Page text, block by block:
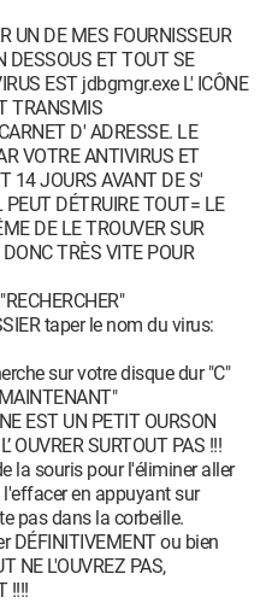
UN DE MES FOURNISSEUR
DESSOUS ET TOUT SE
EST jdbgmgr.exe L' ICÔNE
TRANSMIS
D' ADRESSE. LE
VOTRE ANTIVIRUS ET
14 JOURS AVANT DE S'
DÉTRUIRE TOUT= LE
DE LE TROUVER SUR
TRÈS VITE POUR
taper le nom du virus:
sur votre disque dur "C"
EST UN PETIT OURSON
OUVRER SURTOUT PAS !!!
la souris pour l'éliminer aller
en appuyant sur
pas dans la corbeille.
DÉFINITIVEMENT ou bien
NE L'OUVREZ PAS,
!!!!